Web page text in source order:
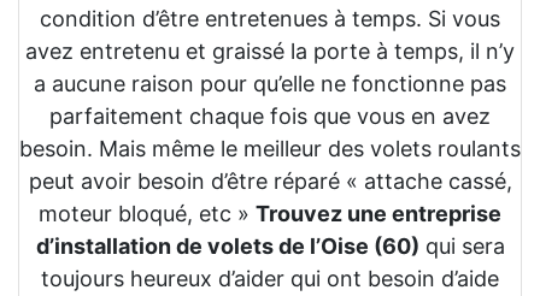
condition d’être entretenues à temps. Si vous
avez entretenu et graissé la porte à temps, il n’y
a aucune raison pour qu’elle ne fonctionne pas
parfaitement chaque fois que vous en avez
besoin. Mais même le meilleur des volets roulants
peut avoir besoin d’être réparé « attache cassé,
moteur bloqué, etc » Trouvez une entreprise
d’installation de volets de l’Oise (60) qui sera
toujours heureux d’aider qui ont besoin d’aide